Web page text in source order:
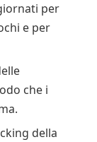
per
e per
che i
della